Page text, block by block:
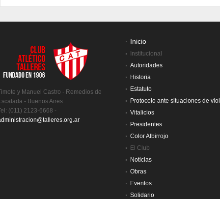
y Manuel Castro - Remedios de
- Buenos Aires
(011) 2123-6668 -
Inicio
Institucional
Autoridades
Historia
Estatuto
Protocolo ante situaciones de
Vitalicios
Presidentes
Color Albirrojo
El Club
Noticias
Obras
Eventos
Solidario